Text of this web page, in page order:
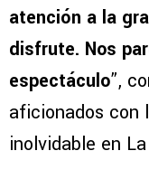
atención a la
disfrute. Nos
espectáculo”,
aficionados con
inolvidable en